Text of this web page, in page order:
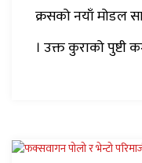
क्रसको नयाँ मोडल
। उक्त कुराको पुष्टी